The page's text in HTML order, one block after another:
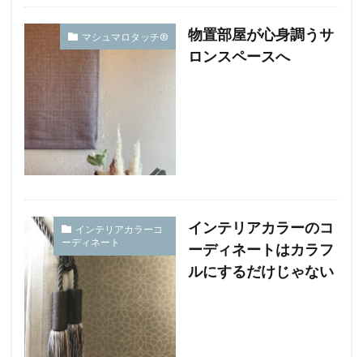
マシュマロタッチ®︎
物置部屋が心身調うサ
ロンスペースへ
インテリアカラーコ
ーディネート
インテリアカラーのコ
ーディネートはカラフ
ルにするだけじゃない